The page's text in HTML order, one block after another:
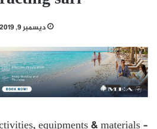
ديسمبر 9, 2019